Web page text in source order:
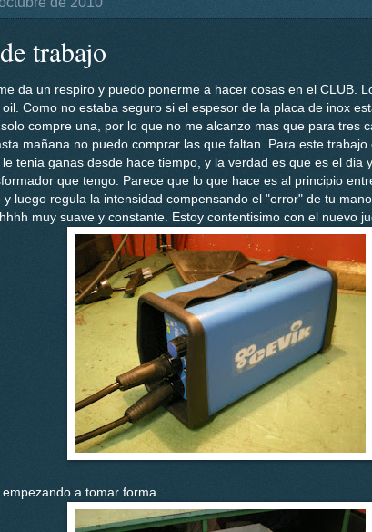
trabajo
da un respiro y puedo ponerme a hacer cosas en el CLUB.
Como no estaba seguro si el espesor de la placa de inox
compre una, por lo que no me alcanzo mas que para tres
mañana no puedo comprar las que faltan. Para este
tenia ganas desde hace tiempo, y la verdad es que es el dia
que tengo. Parece que lo que hace es al principio
y luego regula la intensidad compensando el "error" de tu
muy suave y constante. Estoy contentisimo con el nuevo
a tomar forma....